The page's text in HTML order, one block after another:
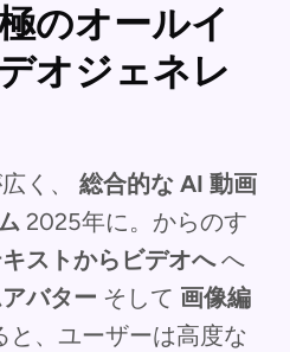
のオールイ
オジェネレ
く、 総合的な AI 動画
2025年に。からのす
ストからビデオへへ
バター そして 画像編
と、ユーザーは高度な